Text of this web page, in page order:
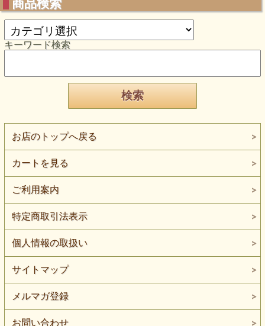
商品検索
キーワード検索
お店のトップへ戻る
カートを見る
ご利用案内
特定商取引法表示
個人情報の取扱い
サイトマップ
メルマガ登録
お問い合わせ